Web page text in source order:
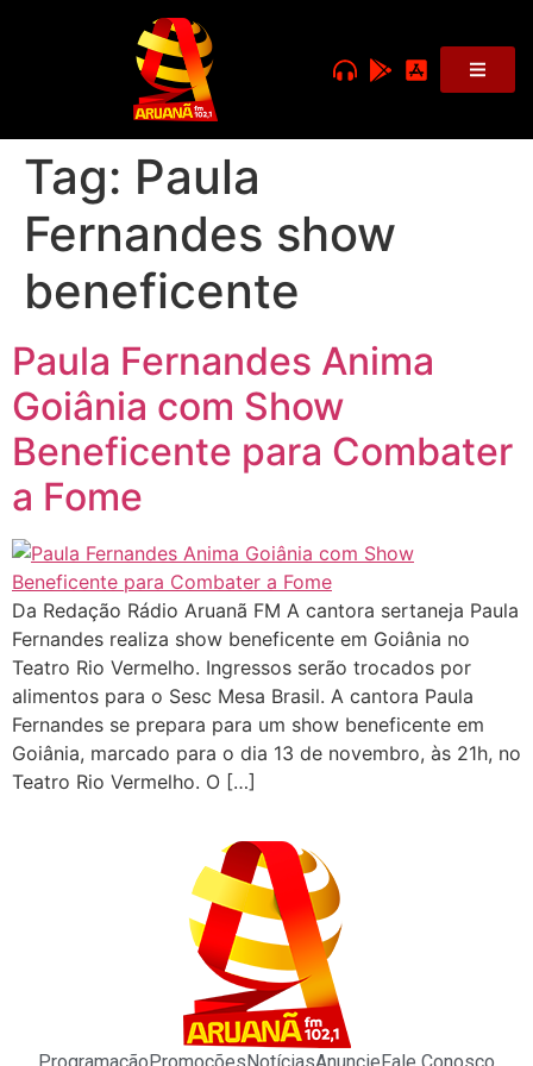
Tag: Paula
Fernandes show
beneficente
Paula Fernandes Anima
Goiânia com Show
Beneficente para Combater
a Fome
Da Redação Rádio Aruanã FM A cantora sertaneja Paula
Fernandes realiza show beneficente em Goiânia no
Teatro Rio Vermelho. Ingressos serão trocados por
alimentos para o Sesc Mesa Brasil. A cantora Paula
Fernandes se prepara para um show beneficente em
Goiânia, marcado para o dia 13 de novembro, às 21h, no
Teatro Rio Vermelho. O […]